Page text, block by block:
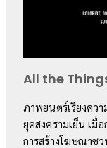
All the
ภาพยนตร์เรียงคว
ยุคสงครามเย็น เมื่
การสร้างโฆษณาช